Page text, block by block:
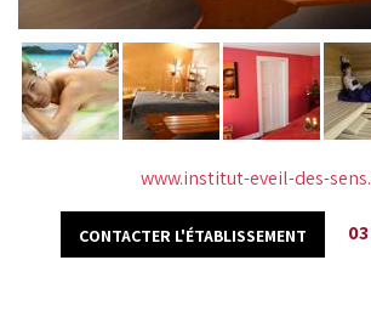
www.institut-eveil-des-
CONTACTER L'ÉTABLISSEMENT